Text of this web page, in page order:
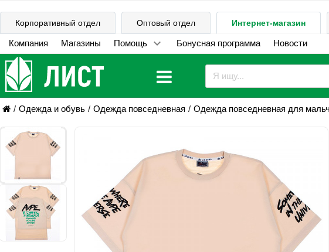
Корпоративный отдел Оптовый отдел Интернет-магазин
Компания Магазины Помощь Бонусная программа Новости
Одежда и обувь Одежда повседневная Одежда повседневная для